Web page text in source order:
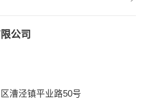
公司
区漕泾镇平业路50号